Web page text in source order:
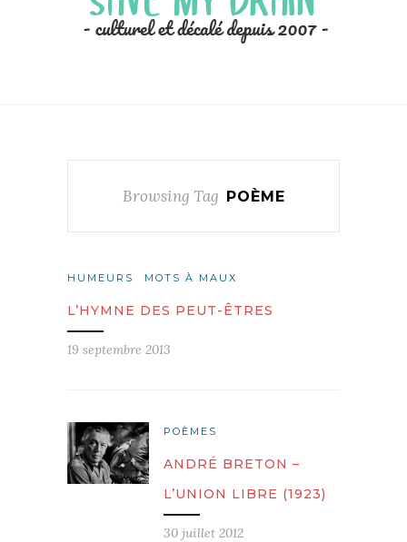
Browsing Tag POÈME
HUMEURS MOTS À MAUX
L’HYMNE DES PEUT-ÊTRES
19 septembre 2013
POÈMES
ANDRÉ BRETON –
L’UNION LIBRE (1923)
30 juillet 2012